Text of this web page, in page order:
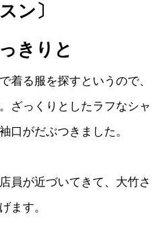
ン〕
きりと
着る服を探すというので、
ざっくりとしたラフなシャ
口がだぶつきました。
員が近づいてきて、大竹さ
ます。